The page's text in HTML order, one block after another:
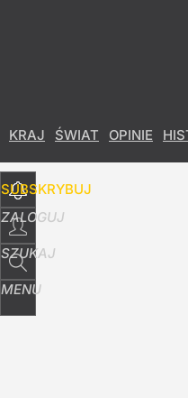
KRAJ ŚWIAT OPINIE
SUBSKRYBUJ
ZALOGUJ
SZUKAJ
MENU